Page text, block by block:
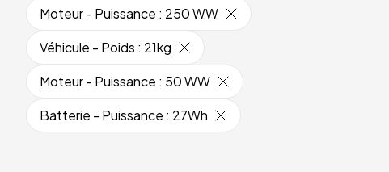
Moteur - Puissance : 250 WW
Véhicule - Poids : 21kg
Moteur - Puissance : 50 WW
Batterie - Puissance : 27Wh